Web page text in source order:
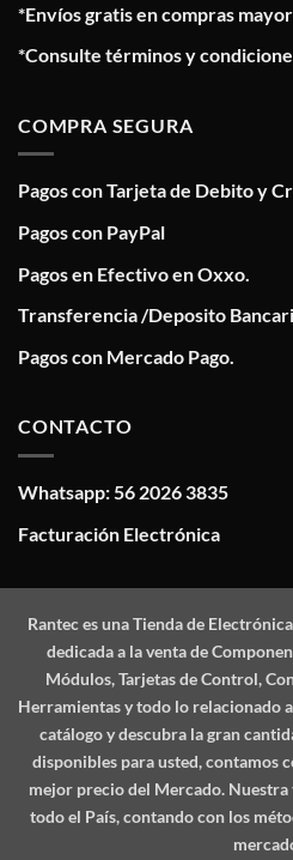
*Envíos gratis en compras
*Consulte términos y
COMPRA SEGURA
Pagos con Tarjeta de Debito y
Pagos con PayPal
Pagos en Efectivo en Oxxo.
Transferencia /Deposito
Pagos con Mercado Pago.
CONTACTO
Whatsapp: 56 2026 3835
Facturación Electrónica
Ranteces una Tienda de
dedicada a la venta de
Módulos, Tarjetas de Control,
Herramientas y todo lo relacionado
catálogo y descubra la gran
disponibles para usted, contamos
mejor precio del Mercado.
todo el País, contando con los